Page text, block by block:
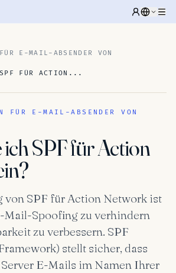
E-MAIL-ABSENDER VON
FÜR ACTION...
FÜR E-MAIL-ABSENDER VON
SPF für Action
SPF für Action Network ist
Mail-Spoofing zu verhindern
zu verbessern. SPF
stellt sicher, dass
E-Mails im Namen Ihrer